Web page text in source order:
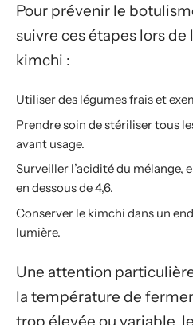
Pour prévenir le
suivre ces étapes lors
kimchi :
Utiliser des légumes frais et
Prendre soin de stériliser tous
avant usage.
Surveiller l’acidité du mélange,
en dessous de 4,6.
Conserver le kimchi dans un
lumière.
Une attention
la température de